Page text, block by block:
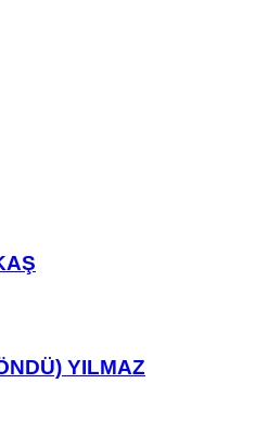
YILMAZ